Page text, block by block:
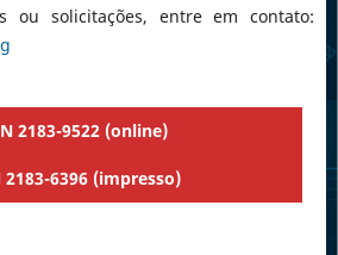
ou solicitações, entre em contato:
2183-9522 (online)
2183-6396 (impresso)